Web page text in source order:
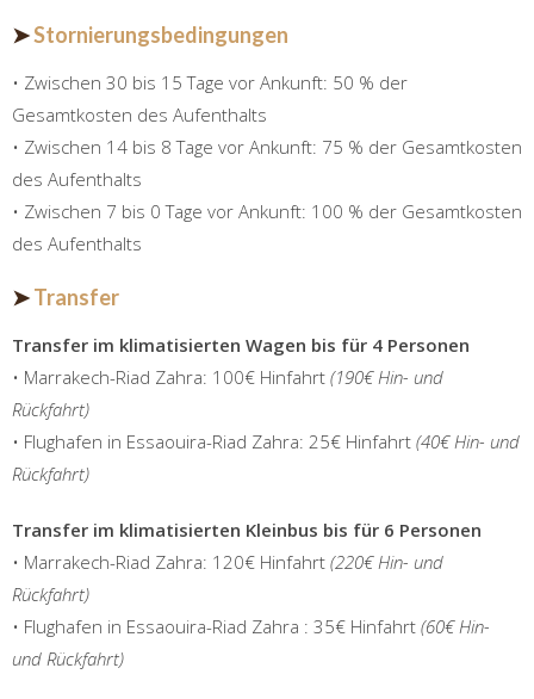
➤Stornierungsbedingungen
• Zwischen 30 bis 15 Tage vor Ankunft: 50 % der
Gesamtkosten des Aufenthalts
• Zwischen 14 bis 8 Tage vor Ankunft: 75 % der Gesamtkosten
des Aufenthalts
• Zwischen 7 bis 0 Tage vor Ankunft: 100 % der Gesamtkosten
des Aufenthalts
➤Transfer
Transfer im klimatisierten Wagen bis für 4 Personen
• Marrakech-Riad Zahra: 100€ Hinfahrt (190€ Hin- und
Rückfahrt)
• Flughafen in Essaouira-Riad Zahra: 25€ Hinfahrt (40€ Hin- und
Rückfahrt)
Transfer im klimatisierten Kleinbus bis für 6 Personen
• Marrakech-Riad Zahra: 120€ Hinfahrt (220€ Hin- und
Rückfahrt)
• Flughafen in Essaouira-Riad Zahra : 35€ Hinfahrt (60€ Hin-
und Rückfahrt)